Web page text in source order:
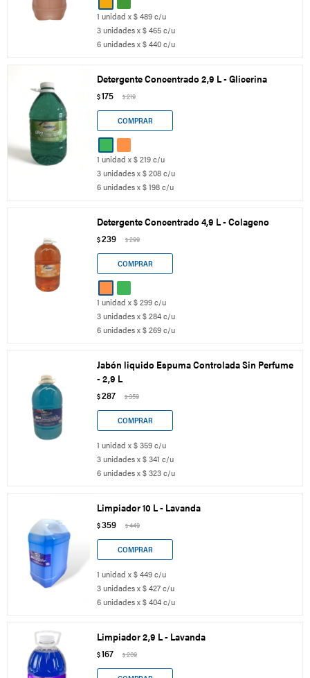
1 unidad x $ 489 c/u
3 unidades x $ 465 c/u
6 unidades x $ 440 c/u
Detergente Concentrado 2,9 L - Glicerina
$175 $219
1 unidad x $ 219 c/u
3 unidades x $ 208 c/u
6 unidades x $ 198 c/u
Detergente Concentrado 4,9 L - Colageno
$239 $299
1 unidad x $ 299 c/u
3 unidades x $ 284 c/u
6 unidades x $ 269 c/u
Jabón liquido Espuma Controlada Sin Perfume
- 2,9 L
$287 $359
1 unidad x $ 359 c/u
3 unidades x $ 341 c/u
6 unidades x $ 323 c/u
Limpiador 10 L - Lavanda
$359 $449
1 unidad x $ 449 c/u
3 unidades x $ 427 c/u
6 unidades x $ 404 c/u
Limpiador 2,9 L - Lavanda
$167 $209